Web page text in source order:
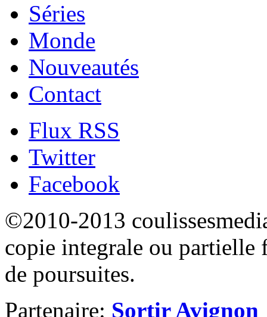
Séries
Monde
Nouveautés
Contact
Flux RSS
Twitter
Facebook
©2010-2013
copie integrale ou partielle
de poursuites.
Partenaire: Sortir Avignon